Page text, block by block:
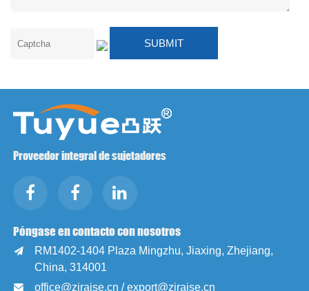
Proveedor integral de sujetadores
Póngase en contacto con nosotros

RM1402-1404 Plaza Mingzhu, Jiaxing, Zhejiang,
China, 314001
 office@zjraise.cn / export@zjraise.cn